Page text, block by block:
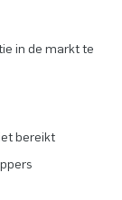
in de markt te
bereikt